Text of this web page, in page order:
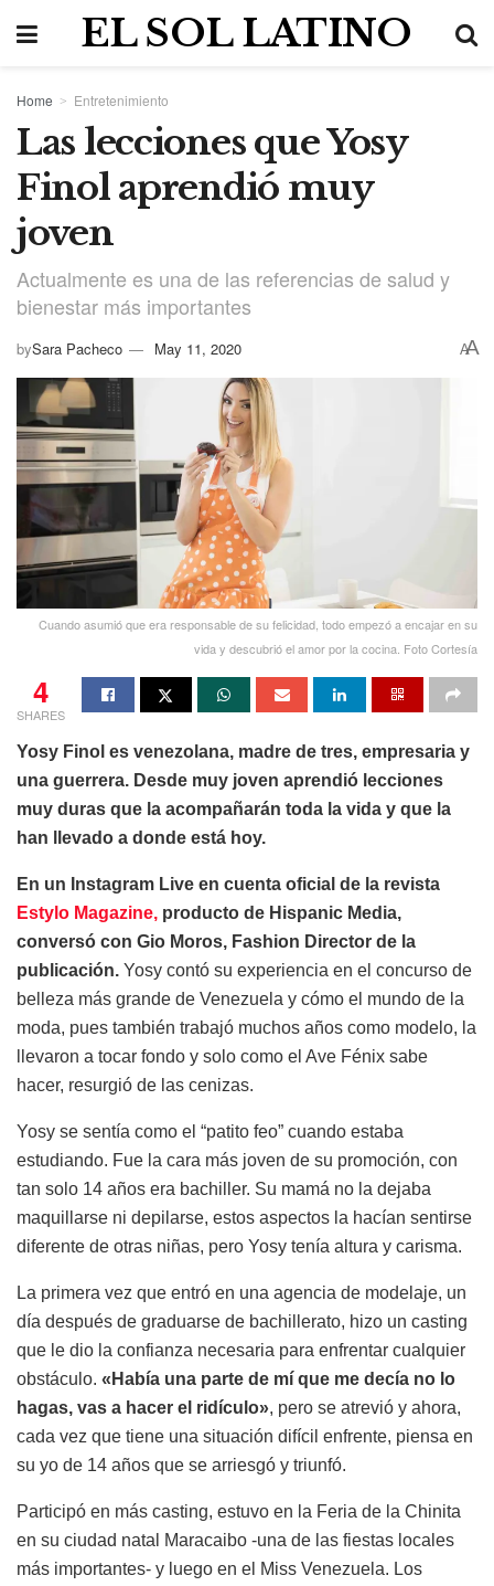
EL SOL LATINO
Home Entretenimiento
Las lecciones que Yosy
Finol aprendió muy
joven
Actualmente es una de las referencias de salud y
bienestar más importantes
bySara Pacheco May 11, 2020 AA
Cuando asumió que era responsable de su felicidad, todo empezó a encajar en su
vida y descubrió el amor por la cocina. Foto Cortesía
4
SHARES
Yosy Finol es venezolana, madre de tres, empresaria y
una guerrera. Desde muy joven aprendió lecciones
muy duras que la acompañarán toda la vida y que la
han llevado a donde está hoy.
En un Instagram Live en cuenta oficial de la revista
Estylo Magazine, producto de Hispanic Media,
conversó con Gio Moros, Fashion Director de la
publicación. Yosy contó su experiencia en el concurso de
belleza más grande de Venezuela y cómo el mundo de la
moda, pues también trabajó muchos años como modelo, la
llevaron a tocar fondo y solo como el Ave Fénix sabe
hacer, resurgió de las cenizas.
Yosy se sentía como el “patito feo” cuando estaba
estudiando. Fue la cara más joven de su promoción, con
tan solo 14 años era bachiller. Su mamá no la dejaba
maquillarse ni depilarse, estos aspectos la hacían sentirse
diferente de otras niñas, pero Yosy tenía altura y carisma.
La primera vez que entró en una agencia de modelaje, un
día después de graduarse de bachillerato, hizo un casting
que le dio la confianza necesaria para enfrentar cualquier
obstáculo. «Había una parte de mí que me decía no lo
hagas, vas a hacer el ridículo», pero se atrevió y ahora,
cada vez que tiene una situación difícil enfrente, piensa en
su yo de 14 años que se arriesgó y triunfó.
Participó en más casting, estuvo en la Feria de la Chinita
en su ciudad natal Maracaibo -una de las fiestas locales
más importantes- y luego en el Miss Venezuela. Los